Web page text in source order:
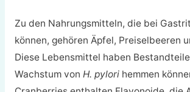
Zu den Nahrungsmitteln, die bei
können, gehören Äpfel, Preiselbeeren
Diese Lebensmittel haben
Wachstum von H. pylorihemmen